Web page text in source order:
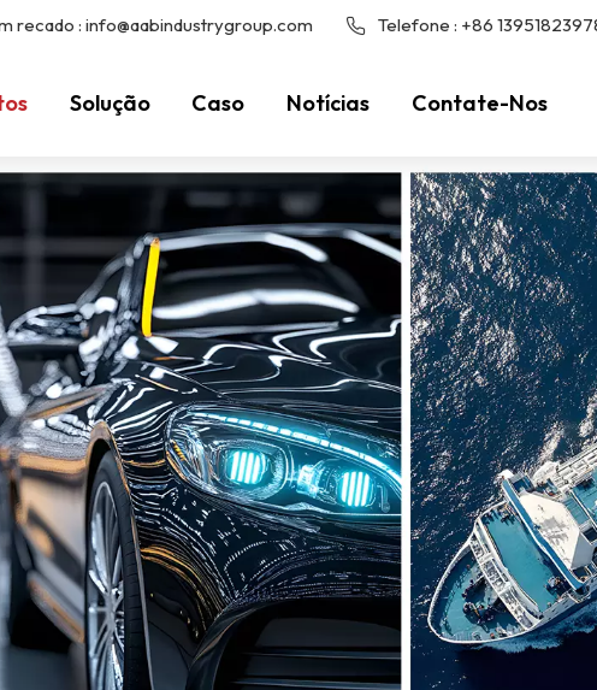
recado : info@aabindustrygroup.com Telefone : +86
Solução Caso Notícias Contate-Nos